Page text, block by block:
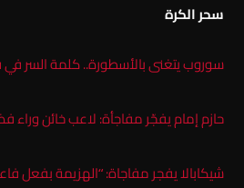
سحر الكرة
سوروب يتغنى بالأسطورة.. كلمة السر في
حازم إمام يفجّر مفاجأة: لاعب خائن وراء
شيكابالا يفجر مفاجاة: “الهزيمة بفعل